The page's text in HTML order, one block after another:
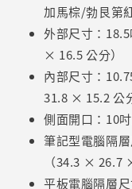
加馬棕/勃艮第
外部尺寸：
× 16.5 公分）
內部尺寸：
31.8 × 15.2 公
側面開口：10
筆記型電腦隔
（34.3 × 26.7
平板電腦隔層